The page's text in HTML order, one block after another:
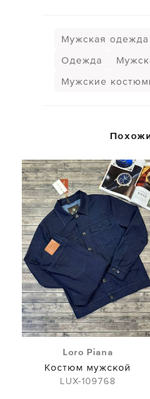
Мужская одежда
Одежда
Мужские
Loro Piana
Костюм мужской
LUX-109768